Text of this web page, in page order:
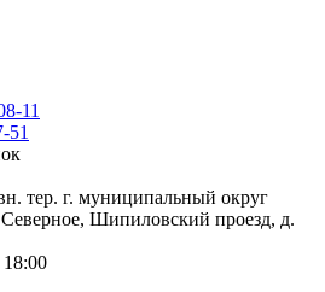
11
51
тер. г. муниципальный округ
Шипиловский проезд, д.